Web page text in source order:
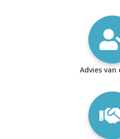
Advies van